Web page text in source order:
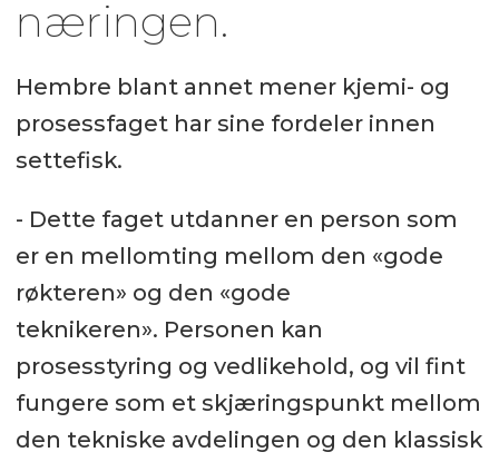
næringen.
Hembre blant annet mener kjemi- og
prosessfaget har sine fordeler innen
settefisk.
- Dette faget utdanner en person som
er en mellomting mellom den «gode
røkteren» og den «gode
teknikeren». Personen kan
prosesstyring og vedlikehold, og vil fint
fungere som et skjæringspunkt mellom
den tekniske avdelingen og den klassisk